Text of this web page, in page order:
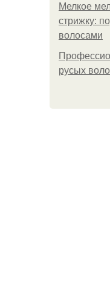
Мелкое
стрижку:
волосами
русых